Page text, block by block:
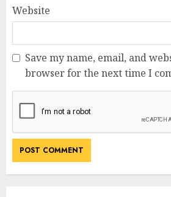
Website
Save my name, email, and
browser for the next time I